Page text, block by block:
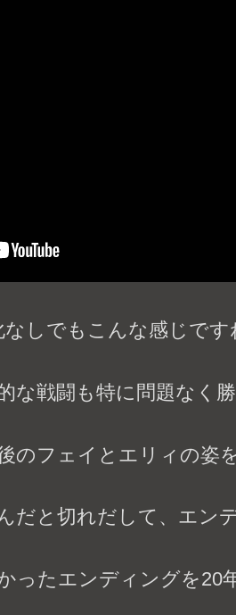
しでもこんな感じです
な戦闘も特に問題なく勝
のフェイとエリィの姿
だと切れだして、エン
ったエンディングを20